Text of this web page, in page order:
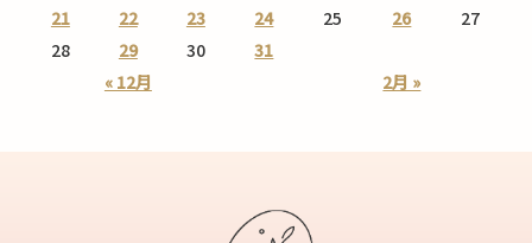
« 12月 2月 »
21
22 23 24 25 26
27
28
29 30 31